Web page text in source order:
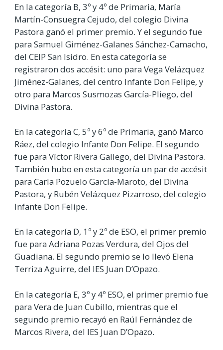
En la categoría B, 3º y 4º de Primaria, María
Martín-Consuegra Cejudo, del colegio Divina
Pastora ganó el primer premio. Y el segundo fue
para Samuel Giménez-Galanes Sánchez-Camacho,
del CEIP San Isidro. En esta categoría se
registraron dos accésit: uno para Vega Velázquez
Jiménez-Galanes, del centro Infante Don Felipe, y
otro para Marcos Susmozas García-Pliego, del
Divina Pastora.
En la categoría C, 5º y 6º de Primaria, ganó Marco
Ráez, del colegio Infante Don Felipe. El segundo
fue para Víctor Rivera Gallego, del Divina Pastora.
También hubo en esta categoría un par de accésit
para Carla Pozuelo García-Maroto, del Divina
Pastora, y Rubén Velázquez Pizarroso, del colegio
Infante Don Felipe.
En la categoría D, 1º y 2º de ESO, el primer premio
fue para Adriana Pozas Verdura, del Ojos del
Guadiana. El segundo premio se lo llevó Elena
Terriza Aguirre, del IES Juan D’Opazo.
En la categoría E, 3º y 4º ESO, el primer premio fue
para Vera de Juan Cubillo, mientras que el
segundo premio recayó en Raúl Fernández de
Marcos Rivera, del IES Juan D’Opazo.